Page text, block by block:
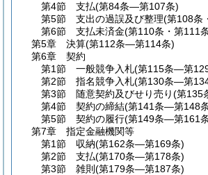
第4節
支払(第84条―第107条)
第5節
支出の過誤及び整理(第108条
第6節
支払未済金(第110条・第111
第5章
決算(第112条―第114条)
第6章
契約
第1節
一般競争入札(第115条―第
第2節
指名競争入札(第130条―第
第3節
随意契約及びせり売り(第135
第4節
契約の締結(第141条―第148
第5節
契約の履行(第149条―第161
第7章
指定金融機関等
第1節
収納(第162条―第169条)
第2節
支払(第170条―第178条)
第3節
雑則 (第179条―第187条)